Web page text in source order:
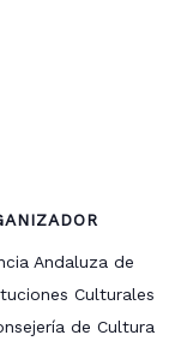
Andaluza de
Culturales
de Cultura